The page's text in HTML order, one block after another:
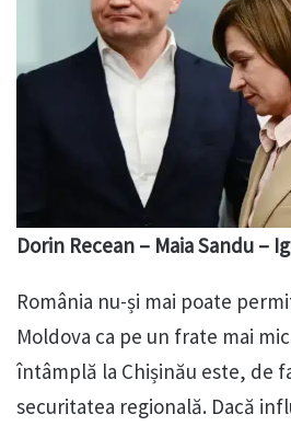
Dorin Recean – Maia Sandu –
România nu-și mai poate
Moldova ca pe un frate mai
întâmplă la Chișinău este, de
securitatea regională. Dacă